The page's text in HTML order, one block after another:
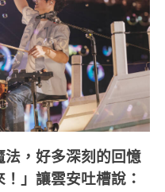
，好多深刻的回憶
」讓雲安吐槽說：